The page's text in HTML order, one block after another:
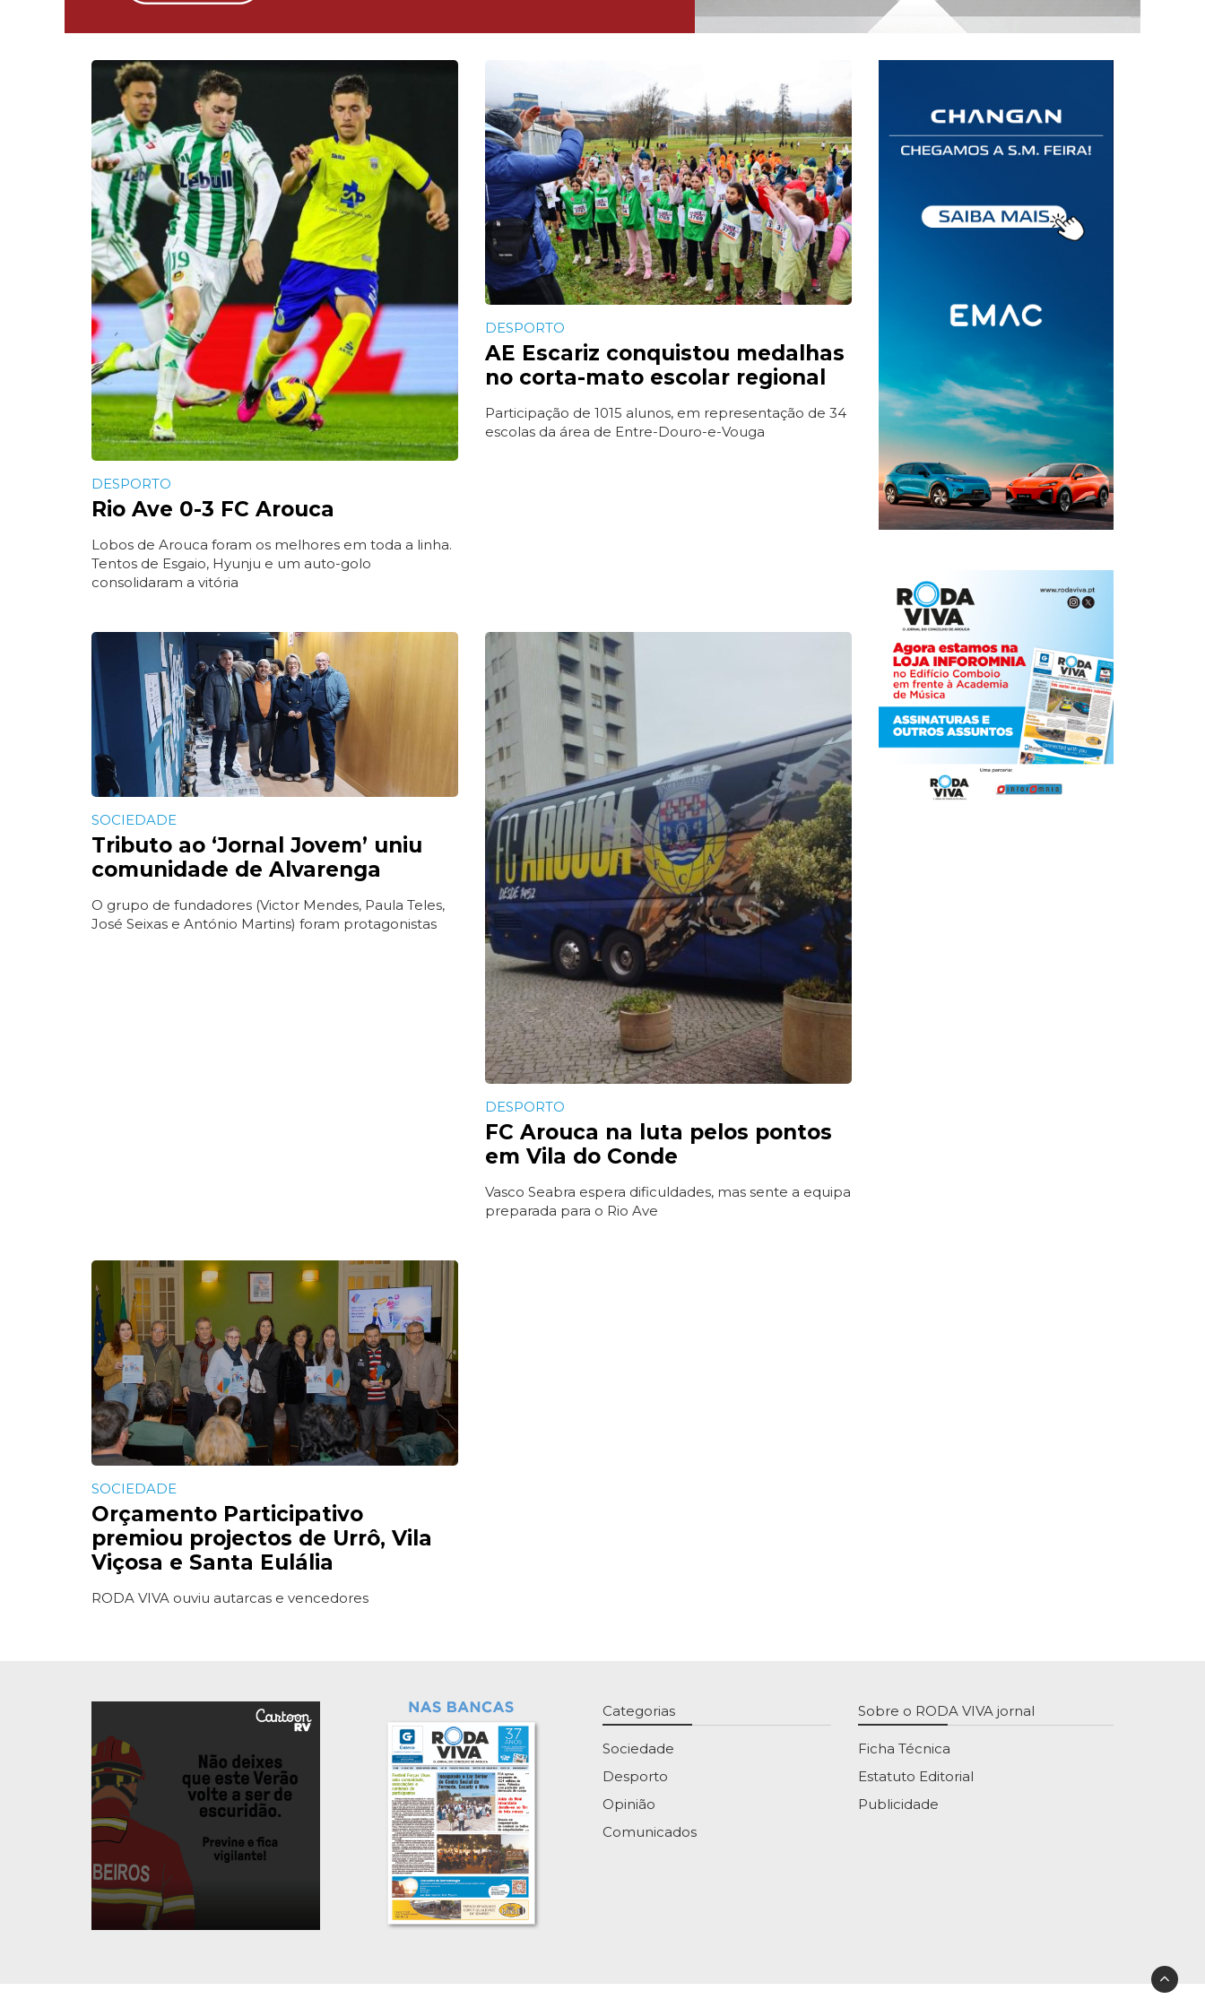
DESPORTO
Rio Ave 0-3 FC Arouca
Lobos de Arouca foram os melhores em toda a linha.
Tentos de Esgaio, Hyunju e um auto-golo
consolidaram a vitória
DESPORTO
AE Escariz conquistou medalhas
no corta-mato escolar regional
Participação de 1015 alunos, em representação de 34
escolas da área de Entre-Douro-e-Vouga
SOCIEDADE
Tributo ao ‘Jornal Jovem’ uniu
comunidade de Alvarenga
O grupo de fundadores (Victor Mendes, Paula Teles,
José Seixas e António Martins) foram protagonistas
DESPORTO
FC Arouca na luta pelos pontos
em Vila do Conde
Vasco Seabra espera dificuldades, mas sente a equipa
preparada para o Rio Ave
SOCIEDADE
Orçamento Participativo
premiou projectos de Urrô, Vila
Viçosa e Santa Eulália
RODA VIVA ouviu autarcas e vencedores
Categorias
Sociedade
Desporto
Opinião
Comunicados
Sobre o RODA VIVA jornal
Ficha Técnica
Estatuto Editorial
Publicidade